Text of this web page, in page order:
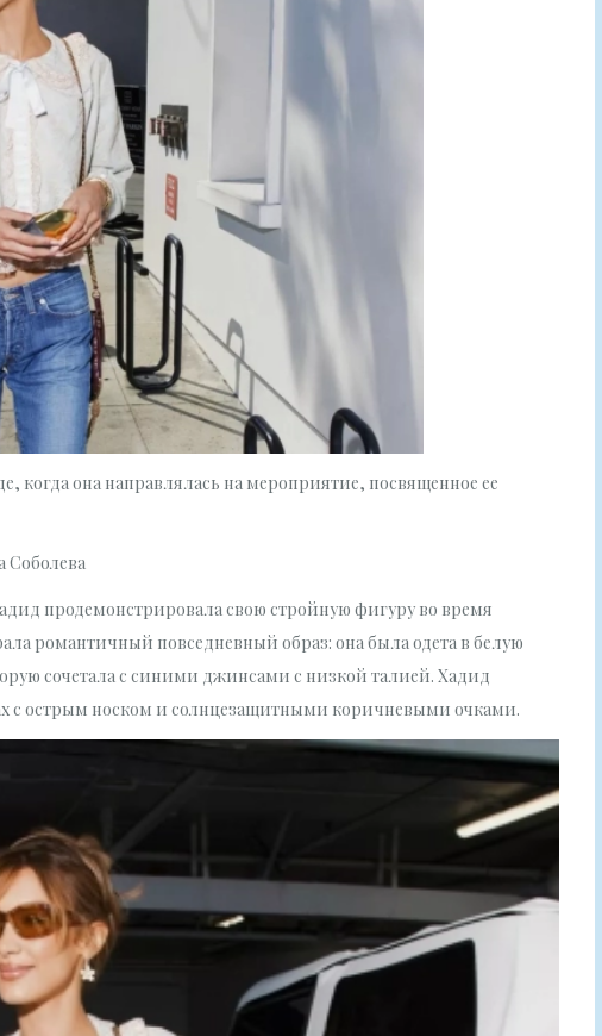
когда она направлялась на мероприятие, посвященное ее
Соболева
продемонстрировала свою стройную фигуру во время
романтичный повседневный образ: она была одета в белую
сочетала с синими джинсами с низкой талией. Хадид
с острым носком и солнцезащитными коричневыми очками.